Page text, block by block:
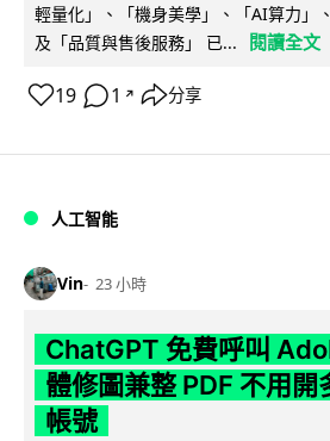
輕量化」、「機身美學」、「AI算力」
及「品質與售後服務」 已...
閱讀全文
19 1 ↗ 分享
人工智能
Vin 23 小時
ChatGPT 免費呼叫
體修圖兼整 PDF 不用開
帳號